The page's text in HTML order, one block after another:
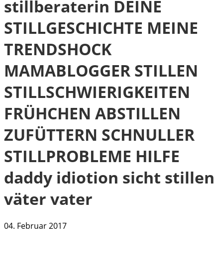
stillberaterin DEINE
STILLGESCHICHTE MEINE
TRENDSHOCK
MAMABLOGGER STILLEN
STILLSCHWIERIGKEITEN
FRÜHCHEN ABSTILLEN
ZUFÜTTERN SCHNULLER
STILLPROBLEME HILFE
daddy idiotion sicht stillen
väter vater
04. Februar 2017